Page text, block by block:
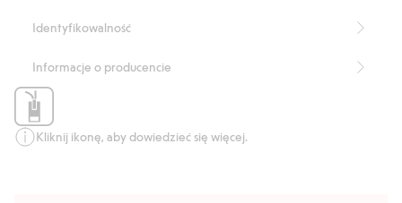
Identyfikowalność
Informacje o producencie
Kliknij ikonę, aby dowiedzieć się więcej.